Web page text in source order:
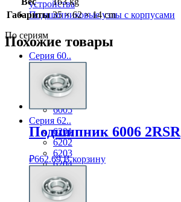
устройства
Подшипниковые узлы с корпусами
По сериям
Серия 60..
6001
6002
6003
6004
6005
Серия 62..
6201
6202
6203
6204
6205
6206
6207
Габариты 35 × 62 × 14 cm
Похожие товары
Подшипник 6006 2RSR
₽662.69 В корзину